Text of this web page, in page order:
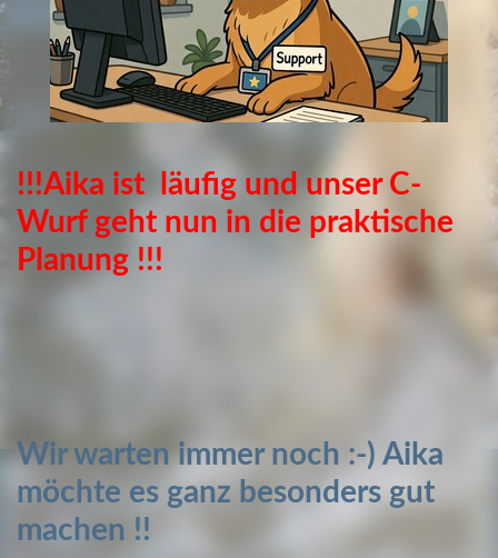
!!!Aika ist läufig und unser C-
Wurf geht nun in die praktische
Planung !!!
Wir warten immer noch :-) Aika
möchte es ganz besonders gut
machen !!